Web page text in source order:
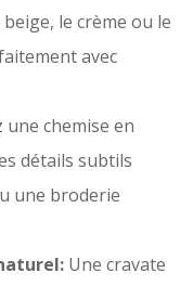
le crème ou le
avec
une chemise en
détails subtils
une broderie
Une cravate